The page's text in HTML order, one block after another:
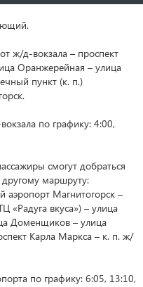
ж/д-вокзала – проспект
Оранжерейная – улица
пункт (к. п.)
по графику: 4:00,
смогут добраться
маршруту:
Магнитогорск –
«Радуга вкуса») – улица
Доменщиков – улица
Карла Маркса – к. п. ж/
по графику: 6:05, 13:10,